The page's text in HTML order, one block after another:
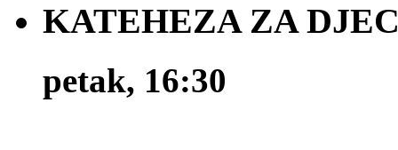
KATEHEZA ZA
petak, 16:30